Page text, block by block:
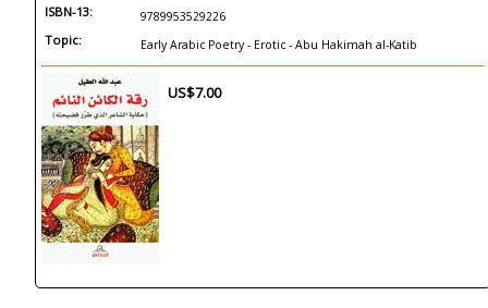
ISBN-13: 9789953529226
Topic: Early Arabic Poetry - Erotic - Abu Hakimah al-Katib
US$7.00